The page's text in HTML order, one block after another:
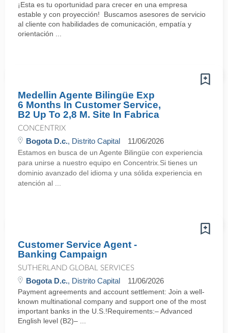
¡Esta es tu oportunidad para crecer en una empresa
estable y con proyección! Buscamos asesores de servicio
al cliente con habilidades de comunicación, empatía y
orientación ...
Medellin Agente Bilingüe Exp
6 Months In Customer Service,
B2 Up To 2,8 M. Site In Fabrica
CONCENTRIX
Bogota D.c., Distrito Capital 11/06/2026
Estamos en busca de un Agente Bilingüe con experiencia
para unirse a nuestro equipo en Concentrix.Si tienes un
dominio avanzado del idioma y una sólida experiencia en
atención al ...
Customer Service Agent -
Banking Campaign
SUTHERLAND GLOBAL SERVICES
Bogota D.c., Distrito Capital 11/06/2026
Payment agreements and account settlement: Join a well-
known multinational company and support one of the most
important banks in the U.S.!Requirements:– Advanced
English level (B2)– ...